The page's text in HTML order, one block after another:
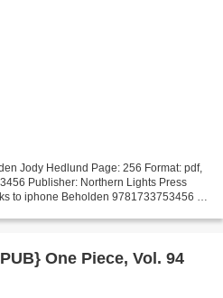
Jody Hedlund Page: 256 Format: pdf,
Publisher: Northern Lights Press
to iphone Beholden 9781733753456 In
One Piece, Vol. 94